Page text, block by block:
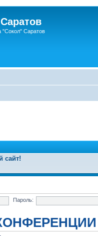
"Сокол" Саратов
сайт!
Пароль: